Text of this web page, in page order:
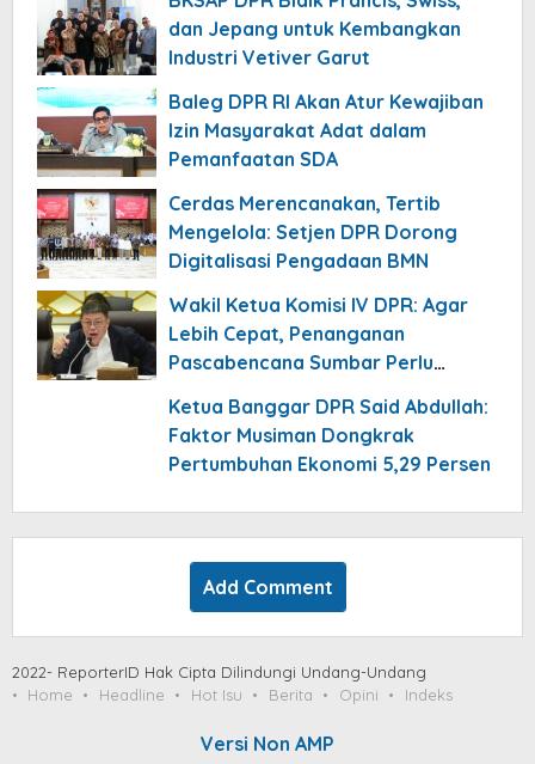
dan Jepang untuk Kembangkan
Industri Vetiver Garut
Baleg DPR RI Akan Atur Kewajiban
Izin Masyarakat Adat dalam
Pemanfaatan SDA
Cerdas Merencanakan, Tertib
Mengelola: Setjen DPR Dorong
Digitalisasi Pengadaan BMN
Wakil Ketua Komisi IV DPR: Agar
Lebih Cepat, Penanganan
Pascabencana Sumbar Perlu
Ketua Banggar DPR Said Abdullah:
Faktor Musiman Dongkrak
Pertumbuhan Ekonomi 5,29 Persen
Add Comment
2022- ReporterID Hak Cipta Dilindungi Undang-Undang
Home
Headline Hot Isu Berita Opini Indeks
Versi Non AMP